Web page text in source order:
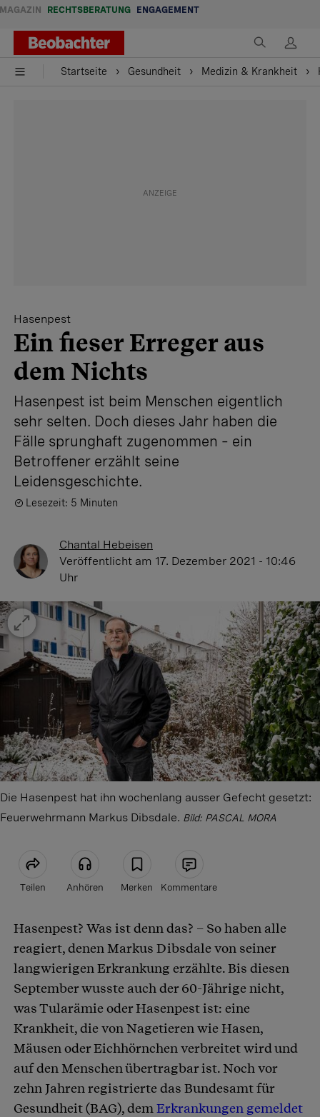
MAGAZIN RECHTSBERATUNG ENGAGEMENT
Startseite Gesundheit Medizin & Krankheit
Hasenpest
Ein fieser Erreger aus
dem Nichts
Hasenpest ist beim Menschen eigentlich
sehr selten. Doch dieses Jahr haben die
Fälle sprunghaft zugenommen – ein
Betroffener erzählt seine
Leidensgeschichte.
Lesezeit: 5 Minuten
Chantal Hebeisen
Veröffentlicht am 17. Dezember 2021 - 10:46
Uhr
Die Hasenpest hat ihn wochenlang ausser Gefecht gesetzt:
Feuerwehrmann Markus Dibsdale. Bild: PASCAL MORA
Teilen Anhören Merken Kommentare
Artikel teilen
Hasenpest? Was ist denn das? – So haben alle
reagiert, denen Markus Dibsdale von seiner
langwierigen Erkrankung erzählte. Bis diesen
September wusste auch der 60-Jährige nicht,
was Tularämie oder Hasenpest ist: eine
Krankheit, die von Nagetieren wie Hasen,
Mäusen oder Eichhörnchen verbreitet wird und
auf den Menschen übertragbar ist. Noch vor
zehn Jahren registrierte das Bundesamt für
Gesundheit (BAG), demErkrankungen gemeldet